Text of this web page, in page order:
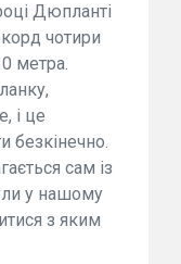
Дюпланті
чотири
метра.
і це
безкінечно.
сам із
у нашому
з яким